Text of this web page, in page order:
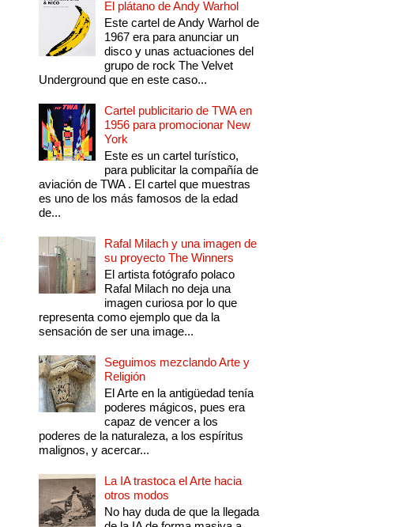
El plátano de Andy Warhol
Este cartel de Andy Warhol de
1967 era para anunciar un
disco y unas actuaciones del
grupo de rock The Velvet
Underground que en este caso...
Cartel publicitario de TWA en
1956 para promocionar New
York
Este es un cartel turístico,
para publicitar la compañía de
aviación de TWA . El cartel que muestras
es uno de los más famosos de la edad
de...
Rafal Milach y una imagen de
su proyecto The Winners
El artista fotógrafo polaco
Rafal Milach no deja una
imagen curiosa por lo que
representa como ejemplo que da la
sensación de ser una image...
Seguimos mezclando Arte y
Religión
El Arte en la antigüedad tenía
poderes mágicos, pues era
capaz de vencer a los
poderes de la naturaleza, a los espíritus
malignos, y acercar...
La IA trastoca el Arte hacia
otros modos
No hay duda de que la llegada